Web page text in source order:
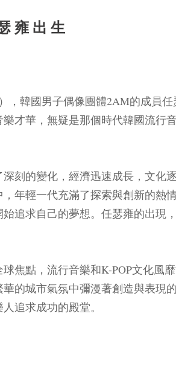
雍出生
，韓國男子偶像團體2AM的成員
才華，無疑是那個時代韓國流行
刻的變化，經濟迅速成長，文化
年輕一代充滿了探索與創新的熱
追求自己的夢想。任瑟雍的出現
焦點，流行音樂和K-POP文化風
的城市氣氛中彌漫著創造與表現
追求成功的殿堂。